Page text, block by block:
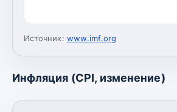
Источник: www.imf.org
Инфляция (CPI, изменение)